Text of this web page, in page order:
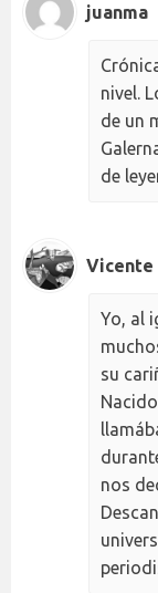
juanma
nivel.
de un
de
Vicente
Yo, al
su
nos